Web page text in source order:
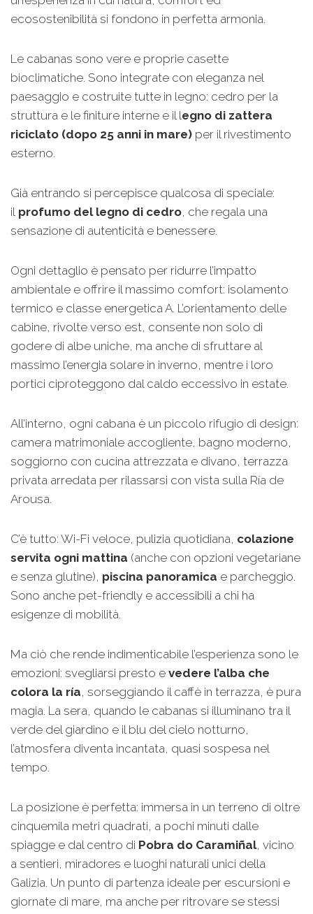
ecosostenibilità si fondono in perfetta armonia.
Le cabanas sono vere e proprie casette
bioclimatiche. Sono integrate con eleganza nel
paesaggio e costruite tutte in legno: cedro per la
struttura e le finiture interne e il legno di zattera
riciclato (dopo 25 anni in mare) per il rivestimento
esterno.
Già entrando si percepisce qualcosa di speciale:
il profumo del legno di cedro, che regala una
sensazione di autenticità e benessere.
Ogni dettaglio è pensato per ridurre l’impatto
ambientale e offrire il massimo comfort: isolamento
termico e classe energetica A. L’orientamento delle
cabine, rivolte verso est, consente non solo di
godere di albe uniche, ma anche di sfruttare al
massimo l’energia solare in inverno, mentre i loro
portici ciproteggono dal caldo eccessivo in estate.
All’interno, ogni cabana è un piccolo rifugio di design:
camera matrimoniale accogliente, bagno moderno,
soggiorno con cucina attrezzata e divano, terrazza
privata arredata per rilassarsi con vista sulla Ría de
Arousa.
C’è tutto: Wi-Fi veloce, pulizia quotidiana, colazione
servita ogni mattina (anche con opzioni vegetariane
e senza glutine), piscina panoramica e parcheggio.
Sono anche pet-friendly e accessibili a chi ha
esigenze di mobilità.
Ma ciò che rende indimenticabile l’esperienza sono le
emozioni: svegliarsi presto e vedere l’alba che
colora la ría, sorseggiando il caffè in terrazza, è pura
magia. La sera, quando le cabanas si illuminano tra il
verde del giardino e il blu del cielo notturno,
l’atmosfera diventa incantata, quasi sospesa nel
tempo.
La posizione è perfetta: immersa in un terreno di oltre
cinquemila metri quadrati, a pochi minuti dalle
spiagge e dal centro di Pobra do Caramiñal, vicino
a sentieri, miradores e luoghi naturali unici della
Galizia. Un punto di partenza ideale per escursioni e
giornate di mare, ma anche per ritrovare se stessi